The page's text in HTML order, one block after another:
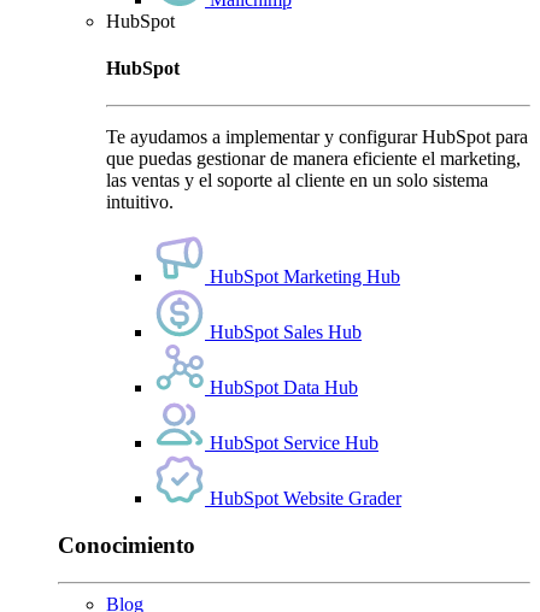
HubSpot
HubSpot
Te ayudamos a implementar y configurar HubSpot para
que puedas gestionar de manera eficiente el marketing,
las ventas y el soporte al cliente en un solo sistema
intuitivo.
HubSpot Marketing Hub
HubSpot Sales Hub
HubSpot Data Hub
HubSpot Service Hub
HubSpot Website Grader
Conocimiento
Blog